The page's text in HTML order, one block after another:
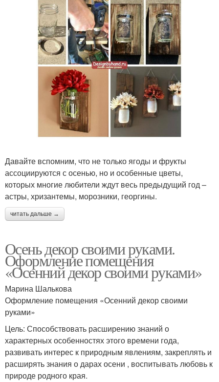
Давайте вспомним, что не только ягоды и фрукты
ассоциируются с осенью, но и особенные цветы,
которых многие любители ждут весь предыдущий год –
астры, хризантемы, морозники, георгины.
читать дальше →
Осень декор своими руками.
Оформление помещения
«Осенний декор своими руками»
Марина Шалькова
Оформление помещения «Осенний декор своими
руками»
Цель: Способствовать расширению знаний о
характерных особенностях этого времени года,
развивать интерес к природным явлениям, закреплять и
расширять знания о дарах осени , воспитывать любовь к
природе родного края.